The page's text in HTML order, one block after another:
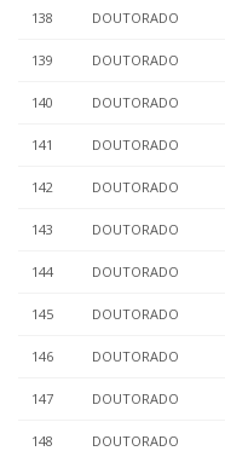
138 DOUTORADO
139 DOUTORADO
140 DOUTORADO
141 DOUTORADO
142 DOUTORADO
143 DOUTORADO
144 DOUTORADO
145 DOUTORADO
146 DOUTORADO
147 DOUTORADO
148 DOUTORADO